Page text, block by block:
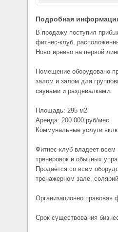
Подробная
В продажу поступил
фитнес-клуб,
Новогиреево на первой
Помещение оборудовано
залом и залом для
саунами и раздевалками.
Площадь: 295 м2
Аренда: 200 000 руб/мес.
Коммунальные услуги
Фитнес-клуб владеет
тренировок и обычных
Продаётся со всем
тренажерном зале,
Организационно
Срок существования